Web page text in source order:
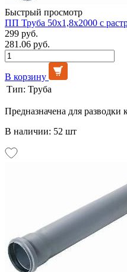
Быстрый просмотр
ПП Труба 50х1,8х2000 с
299 руб.
281.06 руб.
В корзину
Тип: Труба
Предназначена для разводки
В наличии: 52 шт